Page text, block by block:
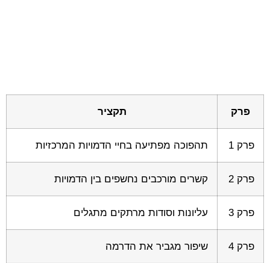
פרק תקציר
פרק 1 תהפוכה מפתיעה בחיי הדמויות המרכזיות
פרק 2 קשרים מורכבים נחשפים בין הדמויות
פרק 3 עליונות וסודות מרתקים מתגלים
פרק 4 שיפור מגביר את הדרמה